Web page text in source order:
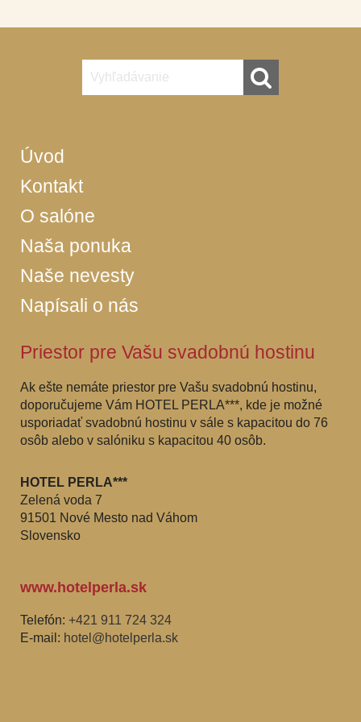
Úvod
Kontakt
O salóne
Naša ponuka
Naše nevesty
Napísali o nás
Priestor pre Vašu svadobnú hostinu
Ak ešte nemáte priestor pre Vašu svadobnú hostinu,
doporučujeme Vám HOTEL PERLA***, kde je možné
usporiadať svadobnú hostinu v sále s kapacitou do 76
osôb alebo v salóniku s kapacitou 40 osôb.
HOTEL PERLA***
Zelená voda 7
91501 Nové Mesto nad Váhom
Slovensko
www.hotelperla.sk
Telefón: +421 911 724 324
E-mail: hotel@hotelperla.sk